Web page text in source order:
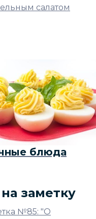
салатом
блюда
заметку
№85: "О